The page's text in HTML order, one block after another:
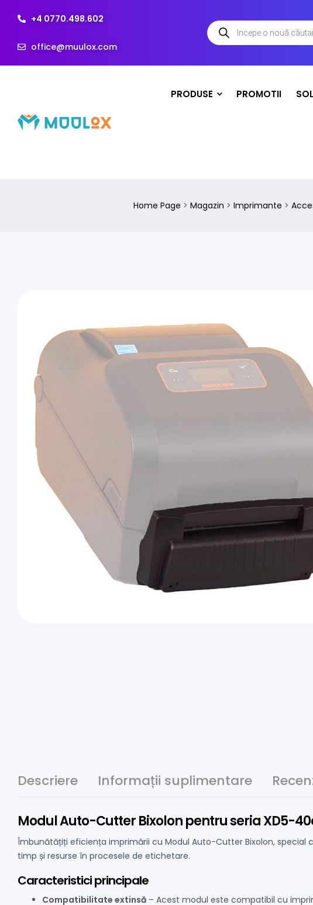
+4 0770.498.602
office@muulox.com
PRODUSE PROMOTII
Home Page > Magazin > Imprimante >
Descriere Informații suplimentare
Modul Auto-Cutter Bixolon pentru seria XD5-
Îmbunătățiți eficiența imprimării cu Modul Auto-Cutter Bixolon,
timp și resurse în procesele de etichetare.
Caracteristici principale
Compatibilitate extinsă – Acest modul este compatibil cu